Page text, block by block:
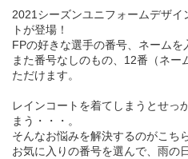
2021シーズンユニフォームデザ
トが登場！
FPの好きな選手の番号、ネームを
また番号なしのもの、12番（ネ
ただけます。
レインコートを着てしまうとせっ
まう・・・。
そんなお悩みを解決するのがこち
お気に入りの番号を選んで、雨の